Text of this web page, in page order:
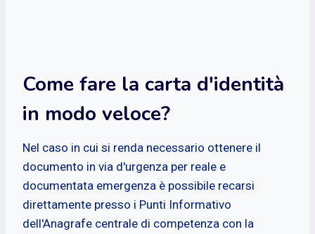
Come fare la carta d'identità
in modo veloce?
Nel caso in cui si renda necessario ottenere il
documento in via d'urgenza per reale e
documentata emergenza è possibile recarsi
direttamente presso i Punti Informativo
dell'Anagrafe centrale di competenza con la